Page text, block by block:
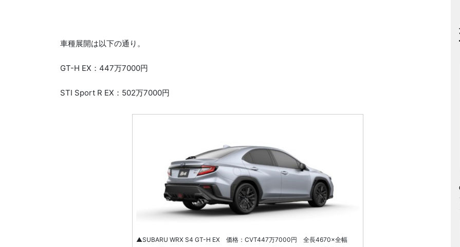
車種展開は以下の通り。
GT-H EX：447万7000円
STI Sport R EX：502万7000円
▲SUBARU WRX S4 GT-H EX 価格：CVT447万7000円 全長4670×全幅